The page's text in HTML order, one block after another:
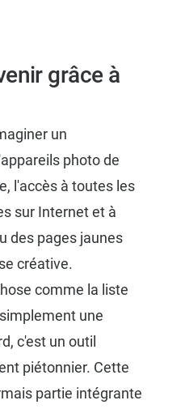
grâce à
un
photo de
l'accès à toutes les
sur Internet et à
des pages jaunes
créative.
comme la liste
une
c'est un outil
piétonnier. Cette
partie intégrante